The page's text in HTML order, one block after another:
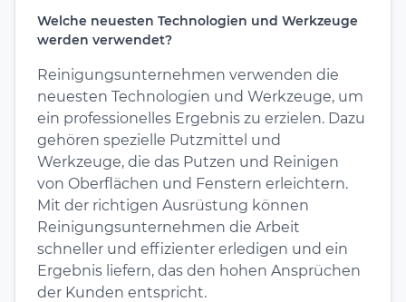
Welche neuesten Technologien und Werkzeuge
werden verwendet?
Reinigungsunternehmen verwenden die
neuesten Technologien und Werkzeuge, um
ein professionelles Ergebnis zu erzielen. Dazu
gehören spezielle Putzmittel und
Werkzeuge, die das Putzen und Reinigen
von Oberflächen und Fenstern erleichtern.
Mit der richtigen Ausrüstung können
Reinigungsunternehmen die Arbeit
schneller und effizienter erledigen und ein
Ergebnis liefern, das den hohen Ansprüchen
der Kunden entspricht.